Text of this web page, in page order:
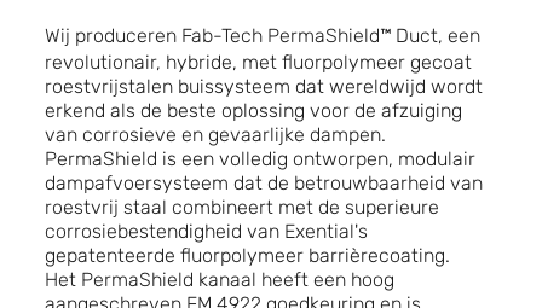
Wij produceren Fab-Tech PermaShield™ Duct, een
revolutionair, hybride, met fluorpolymeer gecoat
roestvrijstalen buissysteem dat wereldwijd wordt
erkend als de beste oplossing voor de afzuiging
van corrosieve en gevaarlijke dampen.
PermaShield is een volledig ontworpen, modulair
dampafvoersysteem dat de betrouwbaarheid van
roestvrij staal combineert met de superieure
corrosiebestendigheid van Exential's
gepatenteerde fluorpolymeer barrièrecoating.
Het PermaShield kanaal heeft een hoog
aangeschreven FM 4922 goedkeuring en is